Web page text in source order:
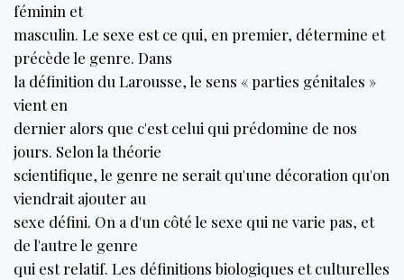
féminin et
masculin. Le sexe est ce qui, en premier, détermine et
précède le genre. Dans
la définition du Larousse, le sens « parties génitales »
vient en
dernier alors que c'est celui qui prédomine de nos
jours. Selon la théorie
scientifique, le genre ne serait qu'une décoration qu'on
viendrait ajouter au
sexe défini. On a d'un côté le sexe qui ne varie pas, et
de l'autre le genre
qui est relatif. Les définitions biologiques et culturelles